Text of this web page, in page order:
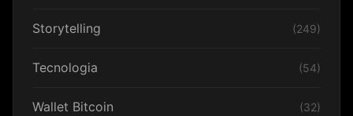
Storytelling (249)
Tecnologia (54)
Wallet Bitcoin (32)